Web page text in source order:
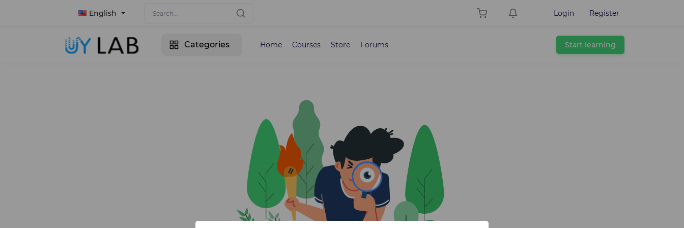
English Login Register
Categories Home Courses Store Forums Start learning